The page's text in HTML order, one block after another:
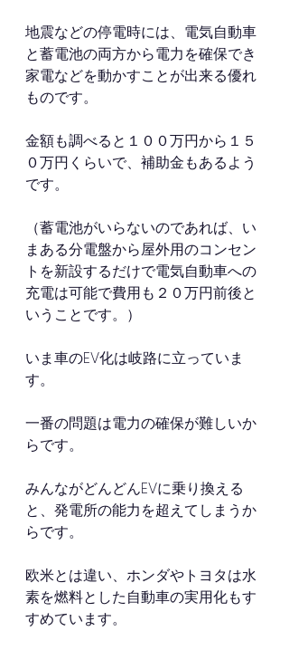
地震などの停電時には、電気自動車
と蓄電池の両方から電力を確保でき
家電などを動かすことが出来る優れ
ものです。
金額も調べると１００万円から１５
０万円くらいで、補助金もあるよう
です。
（蓄電池がいらないのであれば、い
まある分電盤から屋外用のコンセン
トを新設するだけで電気自動車への
充電は可能で費用も２０万円前後と
いうことです。）
いま車のEV化は岐路に立っていま
す。
一番の問題は電力の確保が難しいか
らです。
みんながどんどんEVに乗り換える
と、発電所の能力を超えてしまうか
らです。
欧米とは違い、ホンダやトヨタは水
素を燃料とした自動車の実用化もす
すめています。